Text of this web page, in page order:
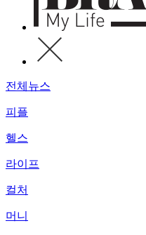
전체뉴스
피플
헬스
라이프
컬처
머니